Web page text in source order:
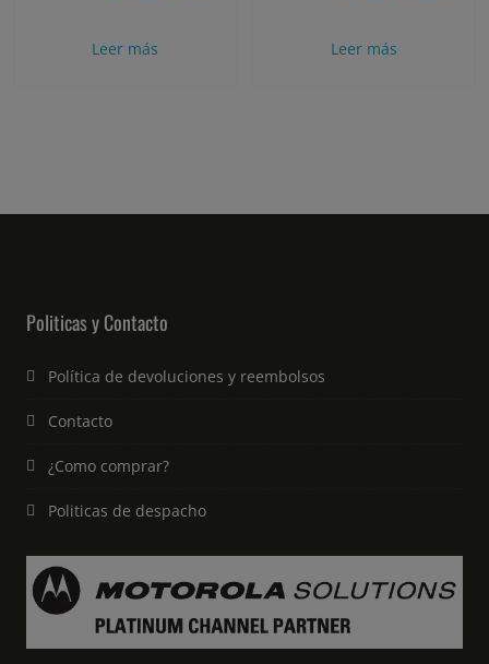
era:
Leer más
era:
Leer más
Politicas y Contacto
Política de devoluciones y reembolsos
Contacto
¿Como comprar?
Politicas de despacho